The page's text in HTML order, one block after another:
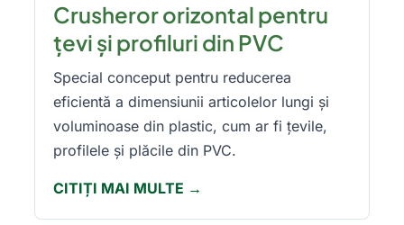
Crusheror orizontal pentru
țevi și profiluri din PVC
Special conceput pentru reducerea
eficientă a dimensiunii articolelor lungi și
voluminoase din plastic, cum ar fi țevile,
profilele și plăcile din PVC.
CITIȚI MAI MULTE →